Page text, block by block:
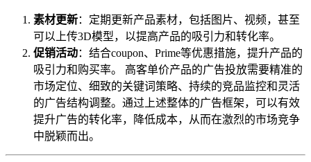
素材更新：定期更新产品素材，包括图片、视频，甚至
可以上传3D模型，以提高产品的吸引力和转化率。
促销活动：结合coupon、Prime等优惠措施，提升产品的
吸引力和购买率。 高客单价产品的广告投放需要精准的
市场定位、细致的关键词策略、持续的竞品监控和灵活
的广告结构调整。通过上述整体的广告框架，可以有效
提升广告的转化率，降低成本，从而在激烈的市场竞争
中脱颖而出。